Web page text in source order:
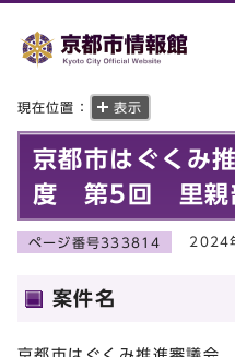
現在位置： 表示
京都市はぐくみ
度 第5回 里親
ページ番号333814 2024
案件名